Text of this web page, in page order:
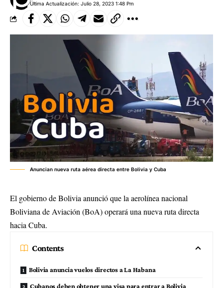
Última Actualización: Julio 28, 2023 1:48 Pm
Anuncian nueva ruta aérea directa entre Bolivia y Cuba
El gobierno de Bolivia anunció que la aerolínea nacional
Boliviana de Aviación (BoA) operará una nueva ruta directa
hacia Cuba.
Contents
Bolivia anuncia vuelos directos a La Habana
Cubanos deben obtener una visa para entrar a Bolivia